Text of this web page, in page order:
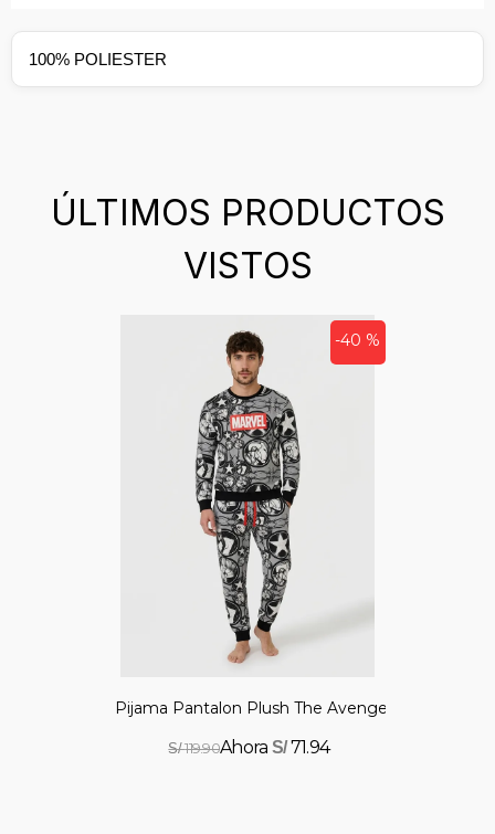
100% POLIESTER
ÚLTIMOS PRODUCTOS
VISTOS
-40 %
Pijama Pantalon Plush The Avengers
S/119.90 S/71.94